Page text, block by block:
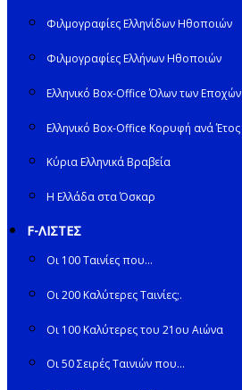
Φιλμογραφίες Ελληνίδων Ηθοποιών
Φιλμογραφίες Ελλήνων Ηθοποιών
Ελληνικό Box-Office Όλων των Εποχών
Ελληνικό Box-Office Κορυφή ανά Έτος
Κύρια Ελληνικά Βραβεία
Η Ελλάδα στα Όσκαρ
F-ΛΙΣΤΕΣ
Οι 100 Ταινίες που…
Οι 200 Καλύτερες Ταινίες;.
Οι 100 Καλύτερες του 21ου Αιώνα
Οι 50 Σειρές Ταινιών που…